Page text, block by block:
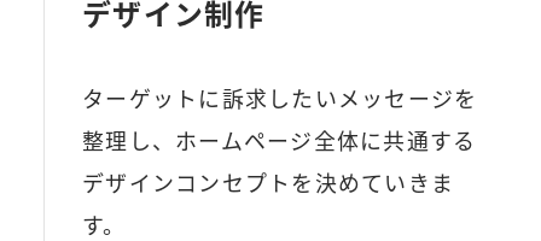
デザイン制作
ターゲットに訴求したいメッセージを
整理し、ホームページ全体に共通する
デザインコンセプトを決めていきま
す。